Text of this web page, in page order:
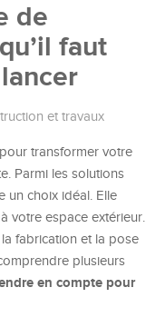
de
faut
et travaux
transformer votre
Parmi les solutions
un choix idéal. Elle
votre espace extérieur.
fabrication et la pose
plusieurs
en compte pour